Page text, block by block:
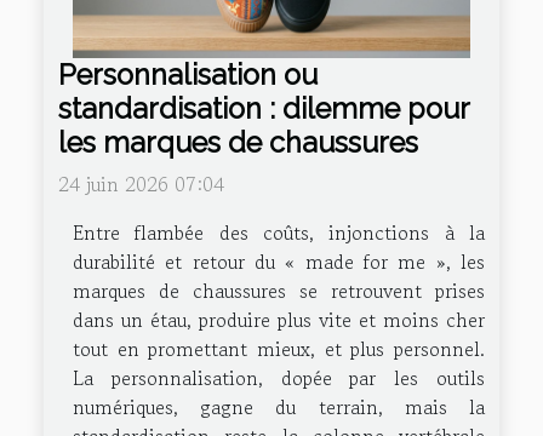
Personnalisation ou
standardisation : dilemme pour
les marques de chaussures
24 juin 2026 07:04
Entre flambée des coûts, injonctions à la
durabilité et retour du « made for me », les
marques de chaussures se retrouvent prises
dans un étau, produire plus vite et moins cher
tout en promettant mieux, et plus personnel.
La personnalisation, dopée par les outils
numériques, gagne du terrain, mais la